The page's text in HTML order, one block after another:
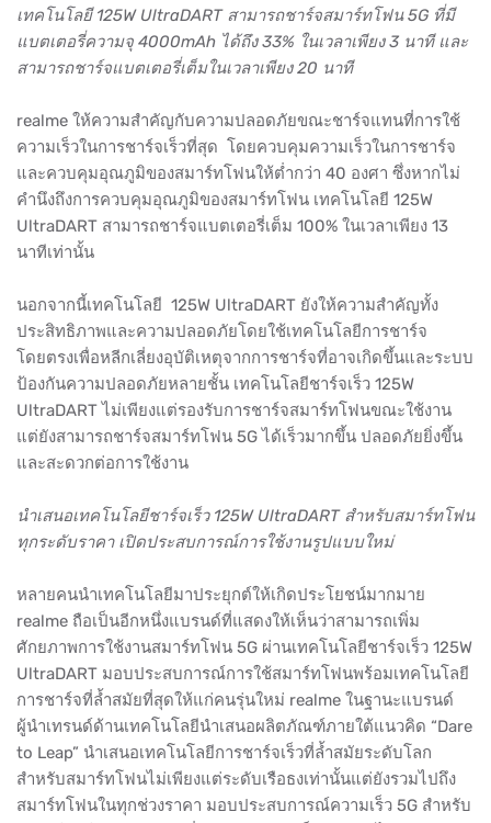
เทคโนโลยี 125W UltraDART สามารถชาร์จสมาร์ทโฟน 5G ที่มี
แบตเตอรี่ความจุ 4000mAh ได้ถึง 33% ในเวลาเพียง 3 นาที และ
สามารถชาร์จแบตเตอรี่เต็มในเวลาเพียง 20 นาที
realme ให้ความสำคัญกับความปลอดภัยขณะชาร์จแทนที่การใช้
ความเร็วในการชาร์จเร็วที่สุด โดยควบคุมความเร็วในการชาร์จ
และควบคุมอุณภูมิของสมาร์ทโฟนให้ต่ำกว่า 40 องศา ซึ่งหากไม่
คำนึงถึงการควบคุมอุณภูมิของสมาร์ทโฟน เทคโนโลยี 125W
UltraDART สามารถชาร์จแบตเตอรี่เต็ม 100% ในเวลาเพียง 13
นาทีเท่านั้น
นอกจากนี้เทคโนโลยี 125W UltraDART ยังให้ความสำคัญทั้ง
ประสิทธิภาพและความปลอดภัยโดยใช้เทคโนโลยีการชาร์จ
โดยตรงเพื่อหลีกเลี่ยงอุบัติเหตุจากการชาร์จที่อาจเกิดขึ้นและระบบ
ป้องกันความปลอดภัยหลายชั้น เทคโนโลยีชาร์จเร็ว 125W
UltraDART ไม่เพียงแต่รองรับการชาร์จสมาร์ทโฟนขณะใช้งาน
แต่ยังสามารถชาร์จสมาร์ทโฟน 5G ได้เร็วมากขึ้น ปลอดภัยยิ่งขึ้น
และสะดวกต่อการใช้งาน
นำเสนอเทคโนโลยีชาร์จเร็ว 125W UltraDART สำหรับสมาร์ทโฟน
ทุกระดับราคา เปิดประสบการณ์การใช้งานรูปแบบใหม่
หลายคนนำเทคโนโลยีมาประยุกต์ให้เกิดประโยชน์มากมาย
realme ถือเป็นอีกหนึ่งแบรนด์ที่แสดงให้เห็นว่าสามารถเพิ่ม
ศักยภาพการใช้งานสมาร์ทโฟน 5G ผ่านเทคโนโลยีชาร์จเร็ว 125W
UltraDART มอบประสบการณ์การใช้สมาร์ทโฟนพร้อมเทคโนโลยี
การชาร์จที่ล้ำสมัยที่สุดให้แก่คนรุ่นใหม่ realme ในฐานะแบรนด์
ผู้นำเทรนด์ด้านเทคโนโลยีนำเสนอผลิตภัณฑ์ภายใต้แนวคิด “Dare
to Leap” นำเสนอเทคโนโลยีการชาร์จเร็วที่ล้ำสมัยระดับโลก
สำหรับสมาร์ทโฟนไม่เพียงแต่ระดับเรือธงเท่านั้นแต่ยังรวมไปถึง
สมาร์ทโฟนในทุกช่วงราคา มอบประสบการณ์ความเร็ว 5G สำหรับ